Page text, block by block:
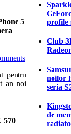
5
pentru
an noi
570
profile
Club
noilor
seria
de